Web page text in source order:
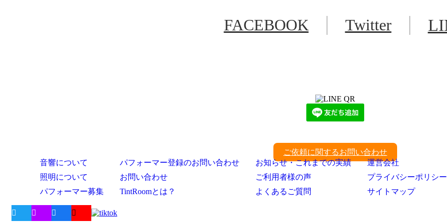
FACEBOOK Twitter
ご依頼に関するお問い合わせ
音響について
照明について
パフォーマー募集
パフォーマー登録のお問い合わせ
お問い合わせ
TintRoomとは？
お知らせ・これまでの実績
ご利用者様の声
よくあるご質問
運営会社
プライバシーポリシー
サイトマップ